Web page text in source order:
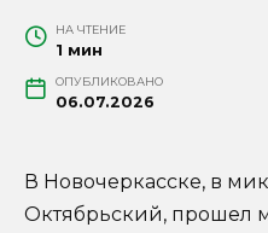
НА ЧТЕНИЕ
1 мин
ОПУБЛИКОВАНО
06.07.2026
В Новочеркасске, в
Октябрьский, прошел